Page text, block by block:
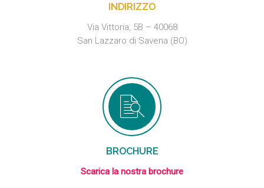
INDIRIZZO
Via Vittoria, 5B – 40068
San Lazzaro di Savena (BO)
BROCHURE
Scarica la nostra brochure